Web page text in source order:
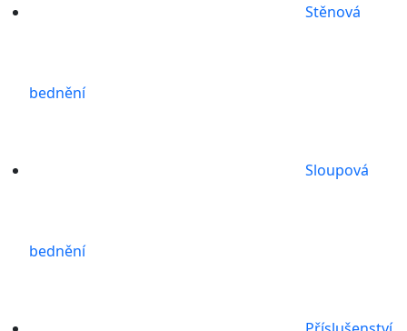
Stěnová
bednění
Sloupová
bednění